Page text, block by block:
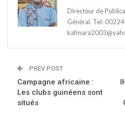
Directeur de
Général. Tel:
PREV POST
Campagne africaine :
Les clubs guinéens sont
situés